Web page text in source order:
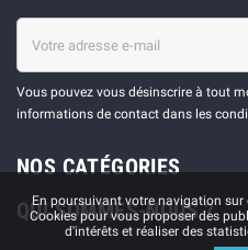
Vous pouvez vous désinscrire à tout
informations de contact dans les
NOS CATÉGORIES
QUI SOMMES-NOUS ?
En poursuivant votre navigation
Cookies pour vous proposer des
d'intérêts et réaliser des